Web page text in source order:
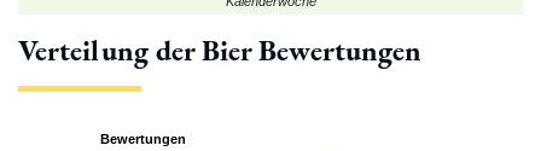
Verteilung der Bier Bewertungen
Bewertungen